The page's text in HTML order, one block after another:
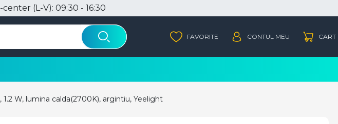
(L-V): 09:30 - 16:30
W, lumina calda(2700K), argintiu, Yeelight